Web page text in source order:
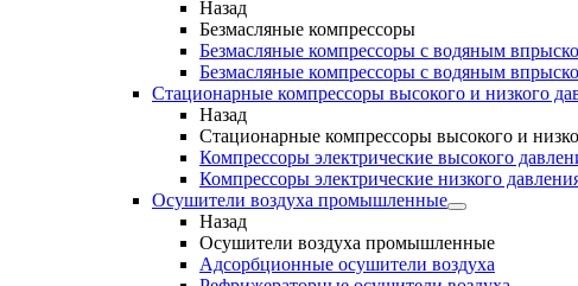
Назад
Безмасляные компрессоры
Безмасляные компрессоры с водяным
Безмасляные компрессоры с водяным
Стационарные компрессоры высокого и низкого
Назад
Стационарные компрессоры высокого и
Компрессоры электрические высокого
Компрессоры электрические низкого
Осушители воздуха промышленные
Назад
Осушители воздуха промышленные
Адсорбционные осушители воздуха